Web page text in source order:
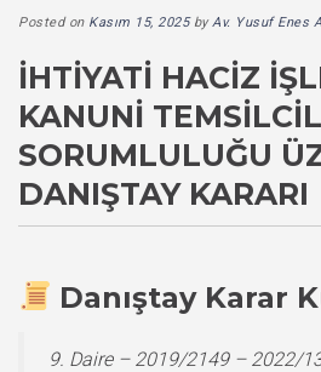
Posted on Kasım 15, 2025byAv. Yusuf Enes
İHTIYATI HACIZ
KANUNI
SORUMLULUĞU
DANIŞTAY KARARI
Danıştay Karar
9. Daire – 2019/2149 – 2022/